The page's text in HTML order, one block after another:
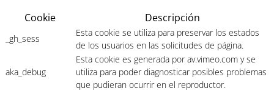
Cookie
Descripción
_gh_sess
Esta cookie se utiliza para preservar los estados
de los usuarios en las solicitudes de página.
aka_debug
Esta cookie es generada por av.vimeo.com y se
utiliza para poder diagnosticar posibles problemas
que pudieran ocurrir en el reproductor.